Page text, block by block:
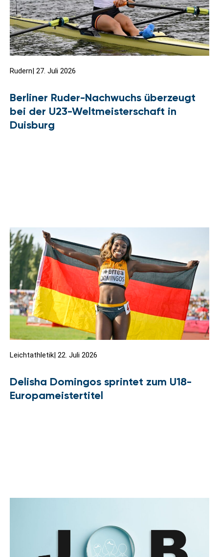
Rudern| 27. Juli 2026
Berliner Ruder-Nachwuchs überzeugt
bei der U23-Weltmeisterschaft in
Duisburg
Leichtathletik| 22. Juli 2026
Delisha Domingos sprintet zum U18-
Europameistertitel